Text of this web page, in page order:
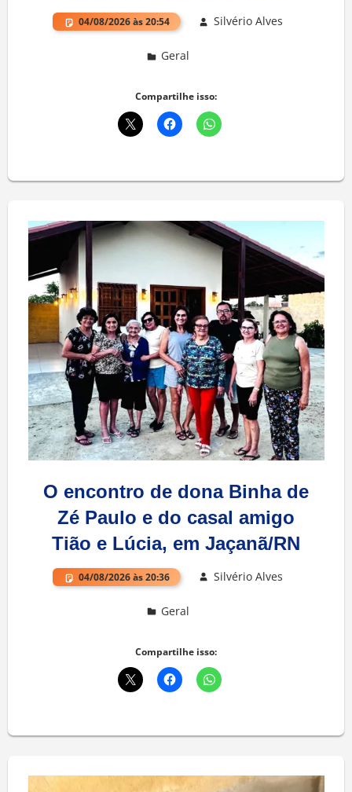
04/08/2026 às 20:54 Silvério Alves
Geral
Compartilhe isso:
O encontro de dona Binha de
Zé Paulo e do casal amigo
Tião e Lúcia, em Jaçanã/RN
04/08/2026 às 20:36 Silvério Alves
Geral
Compartilhe isso: